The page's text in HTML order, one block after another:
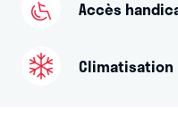
Accès
Climatisation